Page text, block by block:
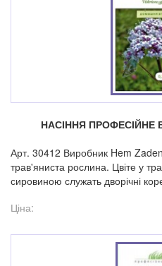
НАСІННЯ ПРОФЕСІЙНЕ
Арт. 30412 Виробник Hem
трав'яниста рослина. Цвіте у
сировиною служать дворічні
Ціна: